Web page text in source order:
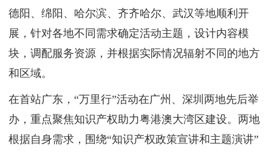
德阳、绵阳、哈尔滨、齐齐哈尔、武汉等地顺利开
展，针对各地不同需求确定活动主题，设计内容模
块，调配服务资源，并根据实际情况辐射不同的地方
和区域。
在首站广东，“万里行”活动在广州、深圳两地先后举
办，重点聚焦知识产权助力粤港澳大湾区建设。两地
根据自身需求，围绕“知识产权政策宣讲和主题演讲”